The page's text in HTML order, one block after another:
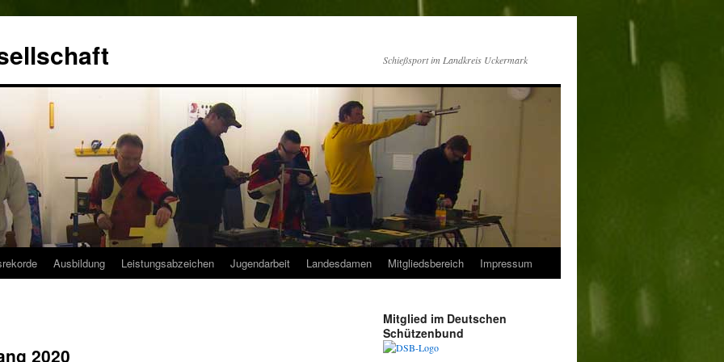
Schießsport im Landkreis Uckermark
Ausbildung Leistungsabzeichen Jugendarbeit Landesdamen Mitgliedsbereich Impressum
2020
Mitglied im Deutschen
Schützenbund